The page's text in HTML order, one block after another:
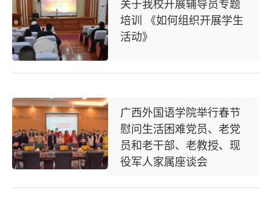
培训 《如何组织开展学生
活动》
广西外国语学院举行春节
慰问生活困难党员、老党
员和老干部、老教授、现
役军人家属座谈会